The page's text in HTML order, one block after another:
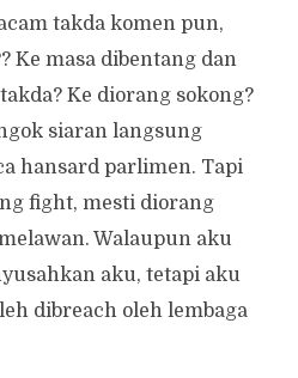
takda komen pun,
Ke masa dibentang dan
Ke diorang sokong?
siaran langsung
hansard parlimen. Tapi
fight, mesti diorang
Walaupun aku
aku, tetapi aku
dibreach oleh lembaga